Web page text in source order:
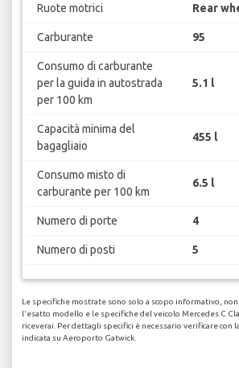
Ruote motrici Rear
Carburante 95
Consumo di carburante
per la guida in autostrada
per 100 km
5.1 l
Capacità minima del
bagagliaio
455 l
Consumo misto di
carburante per 100 km
6.5 l
Numero di porte 4
Numero di posti 5
Le specifiche mostrate sono solo a scopo informativo,
l'esatto modello e le specifiche del veicolo Mercedes C
riceverai. Per dettagli specifici è necessario verificare con
indicata su Aeroporto Gatwick.